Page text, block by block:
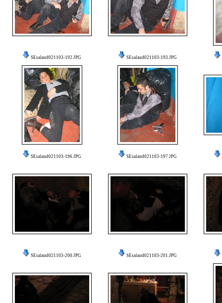
SEsalaud021103-192.JPG SEsalaud021103-193.JPG
SEsalaud021103-196.JPG SEsalaud021103-197.JPG
SEsalaud021103-200.JPG SEsalaud021103-201.JPG